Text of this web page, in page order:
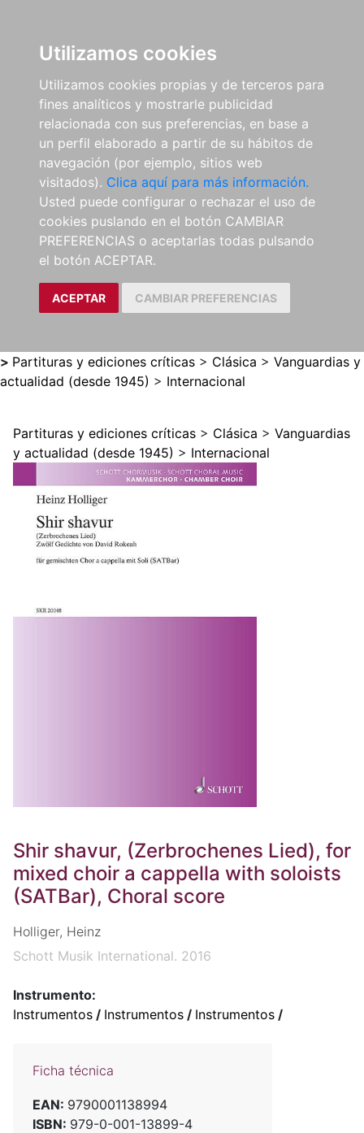
Utilizamos cookies
Utilizamos cookies propias y de terceros para
fines analíticos y mostrarle publicidad
relacionada con sus preferencias, en base a
un perfil elaborado a partir de su hábitos de
navegación (por ejemplo, sitios web
visitados). Clica aquí para más información.
Usted puede configurar o rechazar el uso de
cookies puslando en el botón CAMBIAR
PREFERENCIAS o aceptarlas todas pulsando
el botón ACEPTAR.
ACEPTAR CAMBIAR PREFERENCIAS
> Partituras y ediciones críticas > Clásica > Vanguardias y
actualidad (desde 1945) > Internacional
Partituras y ediciones críticas > Clásica > Vanguardias
y actualidad (desde 1945) > Internacional
Shir shavur, (Zerbrochenes Lied), for
mixed choir a cappella with soloists
(SATBar), Choral score
Holliger, Heinz
Schott Musik International. 2016
Instrumento:
Instrumentos / Instrumentos / Instrumentos /
Ficha técnica
EAN: 9790001138994
ISBN: 979-0-001-13899-4